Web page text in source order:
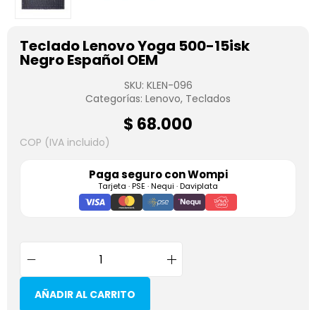
Teclado Lenovo Yoga 500-15isk
Negro Español OEM
SKU: KLEN-096
Categorías: Lenovo, Teclados
$ 68.000
COP (IVA incluido)
Paga seguro conWompi
Tarjeta · PSE · Nequi · Daviplata
AÑADIR AL CARRITO